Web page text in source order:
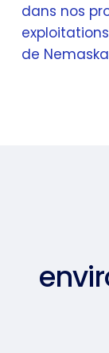
dans nos
de